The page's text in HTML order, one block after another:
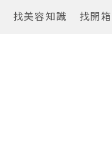
找美容知識 找開